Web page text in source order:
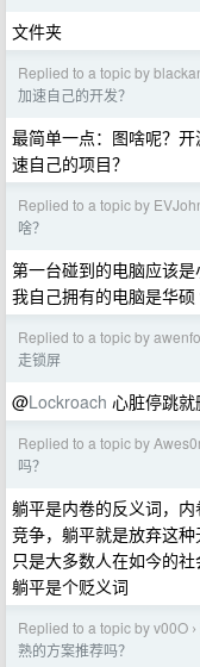
文件夹
Replied to a topic by
加速自己的开发？
最简单一点：图啥呢？
速自己的项目？
Replied to a topic by
啥？
第一台碰到的电脑应该
我自己拥有的电脑是华
Replied to a topic by
走锁屏
@Lockroach 心脏停跳
Replied to a topic by
吗？
躺平是内卷的反义词，
竞争，躺平就是放弃这种
只是大多数人在如今的
躺平是个贬义词
Replied to a topic by v00O ›
熟的方案推荐吗？